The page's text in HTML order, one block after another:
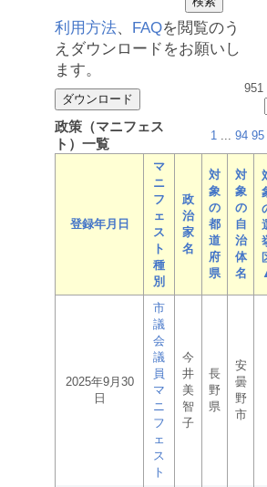
利用方法、 FAQを閲覧のう
えダウンロードをお願いし
ます。
951
政策（マニフェス
ト）一覧
1 ... 94 95
登録年月日
マ
ニ
フ
ェ
ス
ト
種
別
政
治
家
名
対
象
の
都
道
府
県
対
象
の
自
治
体
名
2025年9月30
日
市
議
会
議
員
マ
ニ
フ
ェ
ス
ト
今
井
美
智
子
長
野
県
安
曇
野
市